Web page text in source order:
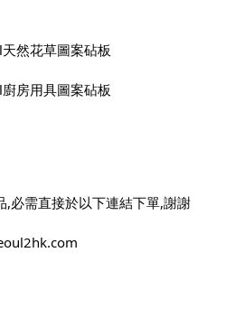
然花草圖案砧板
房用具圖案砧板
,必需直接於以下連結下單,謝謝